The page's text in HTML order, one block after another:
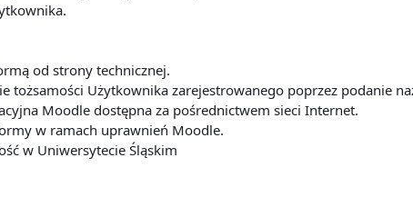
od strony technicznej.
tożsamości Użytkownika zarejestrowanego poprzez podanie
Moodle dostępna za pośrednictwem sieci Internet.
w ramach uprawnień Moodle.
w Uniwersytecie Śląskim